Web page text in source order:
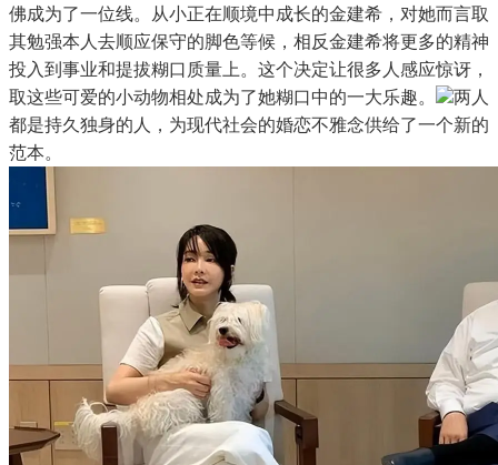
佛成为了一位线。从小正在顺境中成长的金建希，对她而言取
其勉强本人去顺应保守的脚色等候，相反金建希将更多的精神
投入到事业和提拔糊口质量上。这个决定让很多人感应惊讶，
取这些可爱的小动物相处成为了她糊口中的一大乐趣。
两人
都是持久独身的人，为现代社会的婚恋不雅念供给了一个新的
范本。